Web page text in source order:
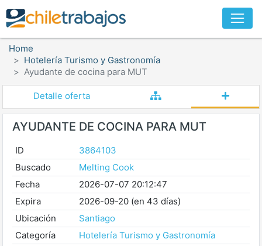
Home
Hotelería Turismo y Gastronomía
Ayudante de cocina para MUT
Detalle oferta
AYUDANTE DE COCINA PARA MUT
ID
3864103
Buscado
Melting Cook
Fecha
2026-07-07 20:12:47
Expira
2026-09-20 (en 43 días)
Ubicación
Santiago
Categoría
Hotelería Turismo y Gastronomía